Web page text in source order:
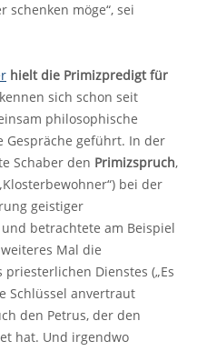
schenken möge“, sei
hielt die Primizpredigt für
sich schon seit
philosophische
Gespräche geführt. In der
Schaber den Primizspruch,
bei der
geistiger
betrachtete am Beispiel
Mal die
Dienstes („Es
Schlüssel anvertraut
den Petrus, der den
hat. Und irgendwo